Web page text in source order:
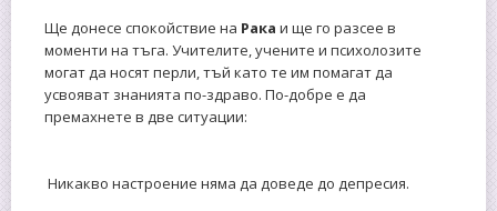
Ще донесе спокойствие на Рака и ще го разсее в
моменти на тъга. Учителите, учените и психолозите
могат да носят перли, тъй като те им помагат да
усвояват знанията по-здраво. По-добре е да
премахнете в две ситуации:
Никакво настроение няма да доведе до депресия.